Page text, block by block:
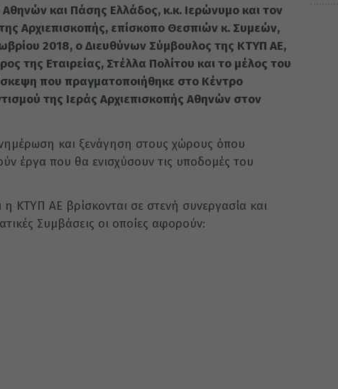
και Πάσης Ελλάδος, κ.κ. Ιερώνυμο και τον
Αρχιεπισκοπής, επίσκοπο Θεσπιών κ. Συμεών,
2018, ο Διευθύνων Σύμβουλος της ΚΤΥΠ ΑΕ,
της Εταιρείας, Στέλλα Πολίτου και το μέλος του
που πραγματοποιήθηκε στο Κέντρο
της Ιεράς Αρχιεπισκοπής Αθηνών στον
και ξενάγηση στους χώρους όπου
έργα που θα ενισχύσουν τις υποδομές του
ΚΤΥΠ ΑΕ βρίσκονται σε στενή συνεργασία και
Συμβάσεις οι οποίες αφορούν: